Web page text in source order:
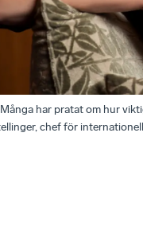
har pratat om hur
chef för